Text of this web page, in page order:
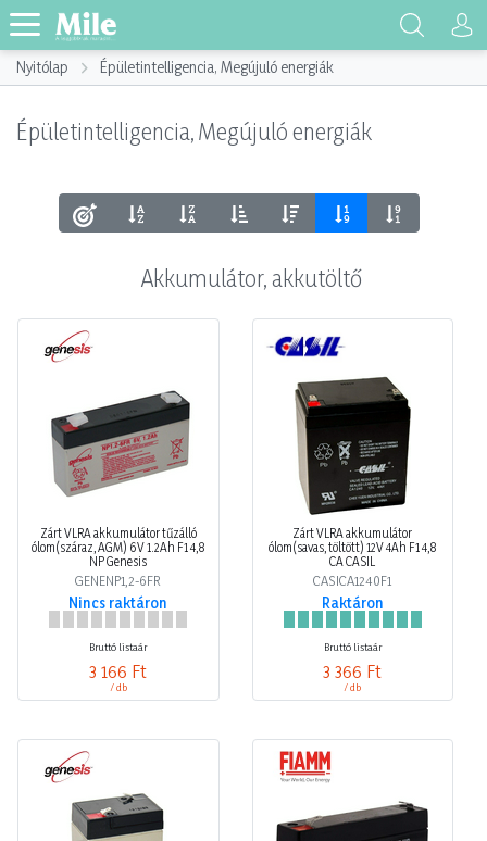
Nyitólap Épületintelligencia, Megújuló energiák
Épületintelligencia, Megújuló energiák
Akkumulátor, akkutöltő
Zárt VLRA akkumulátor tűzálló
ólom(száraz, AGM) 6V 1.2Ah F1 4,8
NP Genesis
GENENP1,2-6FR
Nincs raktáron
Bruttó listaár
3 166 Ft
/ db
Zárt VLRA akkumulátor
ólom(savas, töltött) 12V 4Ah F1 4,8
CA CASIL
CASICA1240F1
Raktáron
Bruttó listaár
3 366 Ft
/ db